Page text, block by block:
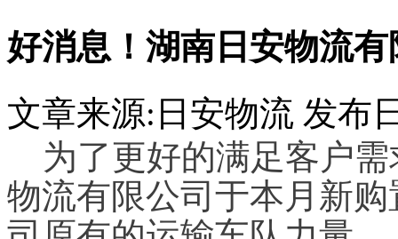
好消息！湖南日安物流
文章来源:日安物流 发布
为了更好的满足客户
物流有限公司于本月新